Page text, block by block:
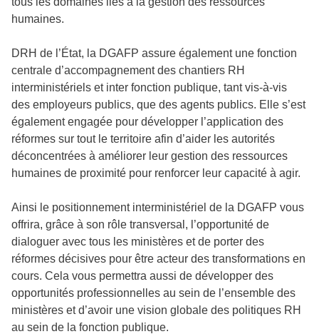
humaines.
DRH de l’État, la DGAFP assure également une fonction
centrale d’accompagnement des chantiers RH
interministériels et inter fonction publique, tant vis-à-vis
des employeurs publics, que des agents publics. Elle s’est
également engagée pour développer l’application des
réformes sur tout le territoire afin d’aider les autorités
déconcentrées à améliorer leur gestion des ressources
humaines de proximité pour renforcer leur capacité à agir.
Ainsi le positionnement interministériel de la DGAFP vous
offrira, grâce à son rôle transversal, l’opportunité de
dialoguer avec tous les ministères et de porter des
réformes décisives pour être acteur des transformations en
cours. Cela vous permettra aussi de développer des
opportunités professionnelles au sein de l’ensemble des
ministères et d’avoir une vision globale des politiques RH
au sein de la fonction publique.